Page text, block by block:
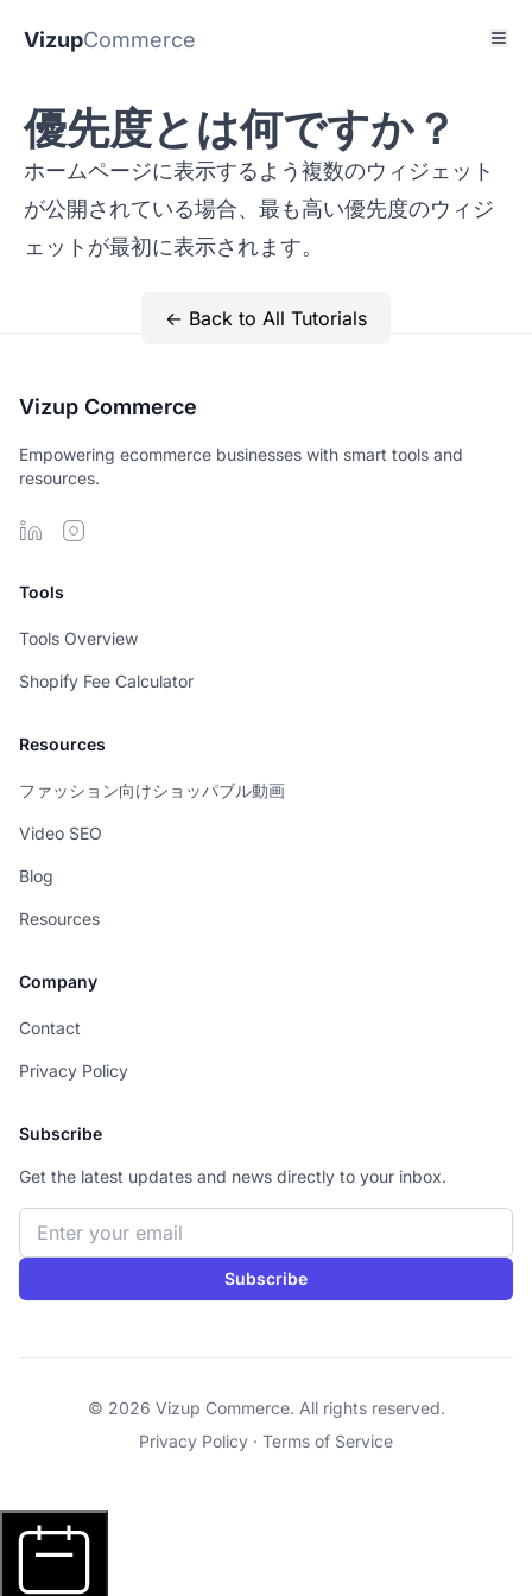
VizupCommerce
優先度とは何ですか？
ホームページに表示するよう複数のウィジェット
が公開されている場合、最も高い優先度のウィジ
ェットが最初に表示されます。
← Back to All Tutorials
Vizup Commerce
Empowering ecommerce businesses with smart tools and
resources.
Tools
Tools Overview
Shopify Fee Calculator
Resources
ファッション向けショッパブル動画
Video SEO
Blog
Resources
Company
Contact
Privacy Policy
Subscribe
Get the latest updates and news directly to your inbox.
Email address
Subscribe
© 2026 Vizup Commerce. All rights reserved.
Privacy Policy · Terms of Service